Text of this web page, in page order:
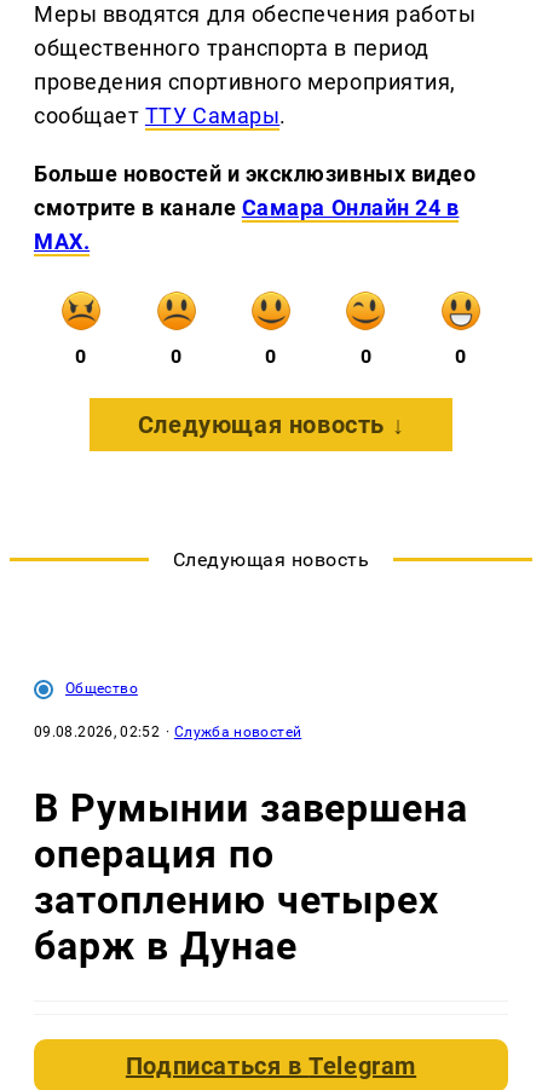
Меры вводятся для обеспечения работы
общественного транспорта в период
проведения спортивного мероприятия,
сообщает ТТУ Самары.
Больше новостей и эксклюзивных видео
смотрите в канале Самара Онлайн 24 в
MAX.
0 0 0 0 0
Следующая новость ↓
Следующая новость
Общество
09.08.2026, 02:52 · Служба новостей
В Румынии завершена
операция по
затоплению четырех
барж в Дунае
Подписаться вTelegram